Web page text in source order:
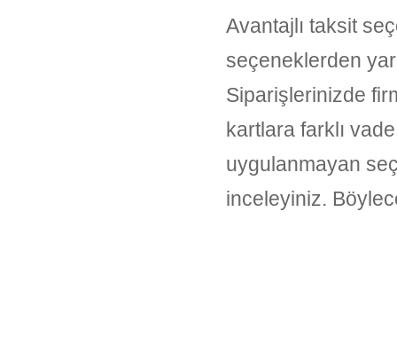
Avantajlı taksit
seçeneklerden
Siparişlerinizde
kartlara farklı
uygulanmayan
inceleyiniz.